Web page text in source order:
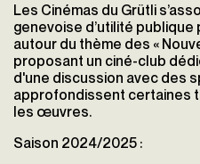
Les Cinémas du Grütli
genevoise d’utilité
autour du thème des «
proposant un ciné-club
d'une discussion avec des
approfondissent certaines
les œuvres.
Saison 2024/2025 :